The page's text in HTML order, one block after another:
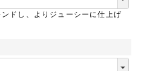
ドし、よりジューシーに仕上げ